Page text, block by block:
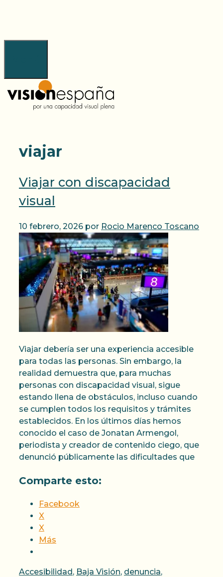
viajar
Viajar con discapacidad
visual
10 febrero, 2026 por Rocio Marenco Toscano
Viajar debería ser una experiencia accesible
para todas las personas. Sin embargo, la
realidad demuestra que, para muchas
personas con discapacidad visual, sigue
estando llena de obstáculos, incluso cuando
se cumplen todos los requisitos y trámites
establecidos. En los últimos días hemos
conocido el caso de Jonatan Armengol,
periodista y creador de contenido ciego, que
denunció públicamente las dificultades que
Comparte esto:
Facebook
X
X
Más
Categorías
Accesibilidad, Baja Visión, denuncia,